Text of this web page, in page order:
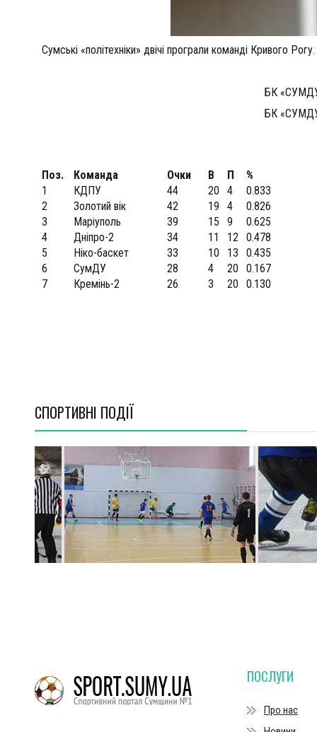
Сумські «політехніки» двічі програли команді Кривого Рогу.
БК
БК
Поз. Команда Очки В П
%
1
КДПУ 44 20 4
0.833
2
Золотий вік 42 19 4
0.826
3
Маріуполь 39 15 9
0.625
4
Дніпро-2 34 11 12
0.478
5
Ніко-баскет 33 10 13
0.435
6
СумДУ 28 4 20
0.167
7
Кремінь-2 26 3 20 0.130
СПОРТИВНI ПОДІЇ
ПОСЛУГИ
Про нас